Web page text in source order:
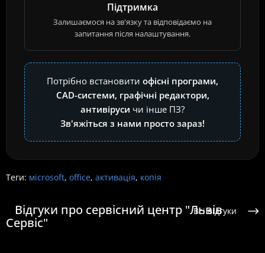
Підтримка
Залишаємося на зв'язку та відповідаємо на
запитання після налаштування.
Потрібно встановити офісні програми,
CAD-системи, графічні редактори,
антивіруси чи інше ПЗ?
Зв'яжіться з нами просто зараз!
Теги: мicrosoft, office, активація, копія
Відгуки про сервісний центр "Львів
Сервіс"
Всі відгуки